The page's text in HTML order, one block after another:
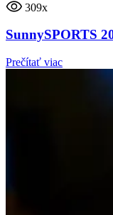
309x
SunnySPORTS
Prečítať viac